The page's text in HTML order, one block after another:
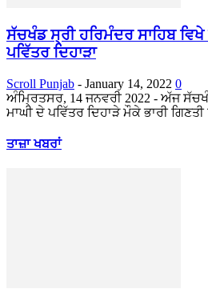
ਸੱਚਖੰਡ ਸ੍ਰੀ ਹਰਿਮੰਦਰ ਸਾਹਿਬ
ਪਵਿੱਤਰ ਦਿਹਾੜਾ
Scroll Punjab - January 14, 2022 0
ਅੰਮ੍ਰਿਤਸਰ, 14 ਜਨਵਰੀ 2022 - ਅੱਜ
ਮਾਘੀ ਦੇ ਪਵਿੱਤਰ ਦਿਹਾੜੇ ਮੌਕੇ ਭਾਰੀ
ਤਾਜ਼ਾ ਖਬਰਾਂ